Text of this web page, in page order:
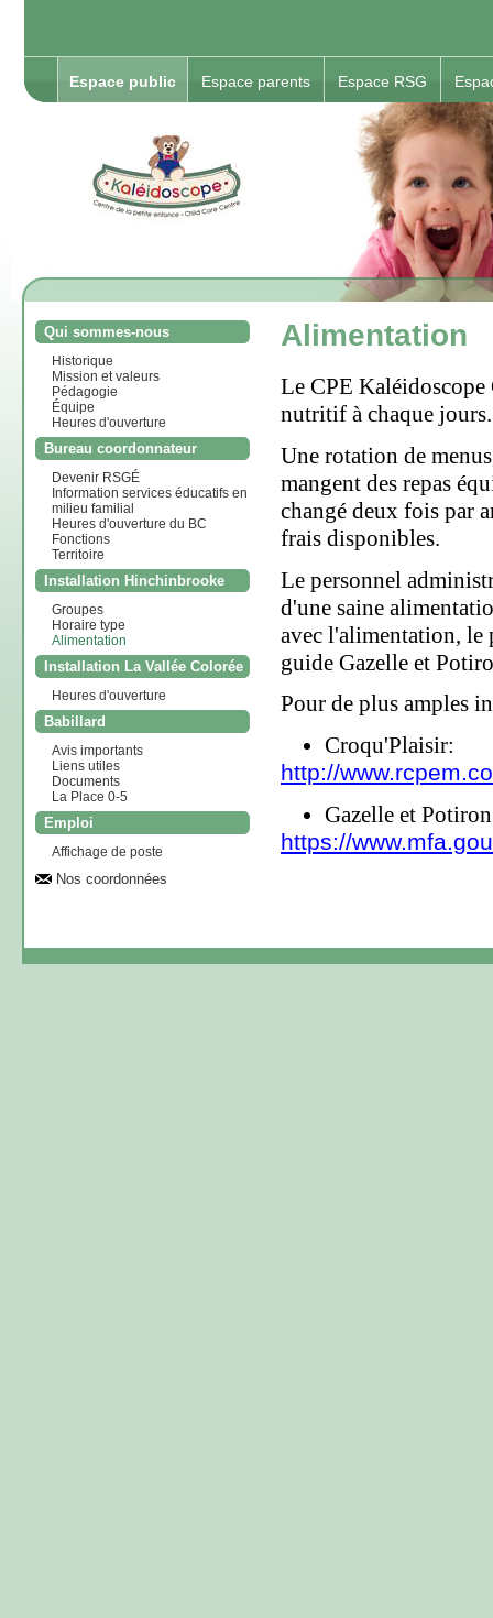
Espace public Espace parents Espace RSG
Qui sommes-nous
Historique
Mission et valeurs
Pédagogie
Équipe
Heures d'ouverture
Bureau coordonnateur
Devenir RSGÉ
Information services éducatifs en
milieu familial
Heures d'ouverture du BC
Fonctions
Territoire
Installation Hinchinbrooke
Groupes
Horaire type
Alimentation
Installation La Vallée Colorée
Heures d'ouverture
Babillard
Avis importants
Liens utiles
Documents
La Place 0-5
Emploi
Affichage de poste
Nos coordonnées
Alimentation
Le CPE
nutritif à chaque jours.
Une rotation de
mangent des repas
changé deux fois par
frais disponibles.
Le personnel
d'une saine
avec l'alimentation,
guide Gazelle et
Pour de plus amples
Croqu'Plaisir:
http://
Gazelle et
https://